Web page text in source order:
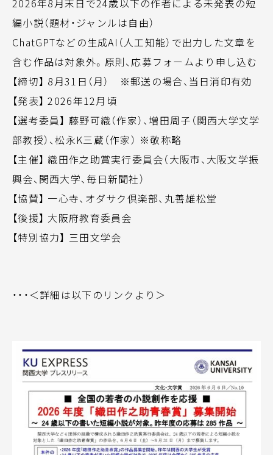
2026年8月末日で24歳以下の作者による未発表の短
編小説（題材・ジャンルは自由）
ChatGPTなどの生成AI（人工知能）で出力した文章を
含む作品は対象外。原則、応募フォームより申し込む
【締切】 8月31日（月） ※郵送の場合、当日消印有効
【発表】 2026年12月頃
【選考委員】 藤野可織（作家）、増田周子（関西大学文学
部教授）、松永K三蔵（作家） ※敬称略
【主催】 織田作之助賞実行委員会（大阪市、大阪文学振
興会、関西大学、毎日新聞社）
【協賛】 一心寺、オダサク倶楽部、丸善雄松堂
【後援】 大阪府教育委員会
【特別協力】 三田文学会
・・・＜詳細は以下のリンクより＞